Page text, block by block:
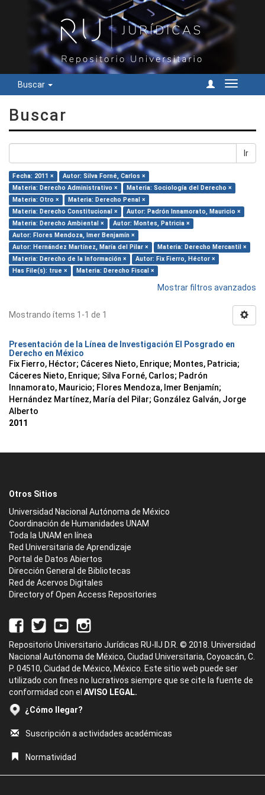
Buscar
Cambiar
Buscar
Ir
Fecha: 2011 ×
Autor: Silva Forné, Carlos ×
Materia: Derecho Administrativo ×
Materia: Sociología del Derecho ×
Materia: Otro ×
Materia: Derecho Penal ×
Materia: Derecho Constitucional ×
Autor: Padrón Innamorato, Mauricio ×
Materia: Derecho Ambiental ×
Autor: Montes, Patricia ×
Autor: Flores Mendoza, Imer Benjamín ×
Autor: Hernández Martínez, María del Pilar ×
Materia: Derecho Mercantil ×
Materia: Derecho de la Información ×
Autor: Fix Fierro, Héctor ×
Has File(s): true ×
Materia: Derecho Fiscal ×
Mostrar filtros avanzados
Mostrando ítems 1-1 de 1
Presentación de la Línea de Investigación El Posgrado en
Derecho en México
Fix Fierro, Héctor; Cáceres Nieto, Enrique; Montes, Patricia;
Cáceres Nieto, Enrique; Silva Forné, Carlos; Padrón
Innamorato, Mauricio; Flores Mendoza, Imer Benjamín;
Hernández Martínez, María del Pilar; González Galván, Jorge
Alberto
2011
Otros Sitios
Universidad Nacional Autónoma de México
Coordinación de Humanidades UNAM
Toda la UNAM en línea
Red Universitaria de Aprendizaje
Portal de Datos Abiertos
Dirección General de Bibliotecas
Red de Acervos Digitales
Directory of Open Access Repositories
Repositorio Universitario Jurídicas RU-IIJ D.R. © 2018. Universidad
Nacional Autónoma de México, Ciudad Universitaria, Coyoacán, C.
P. 04510, Ciudad de México, México. Este sitio web puede ser
utilizado con fines no lucrativos siempre que se cite la fuente de
conformidad con el AVISO LEGAL.
¿Cómo llegar?
Suscripción a actividades académicas
Normatividad